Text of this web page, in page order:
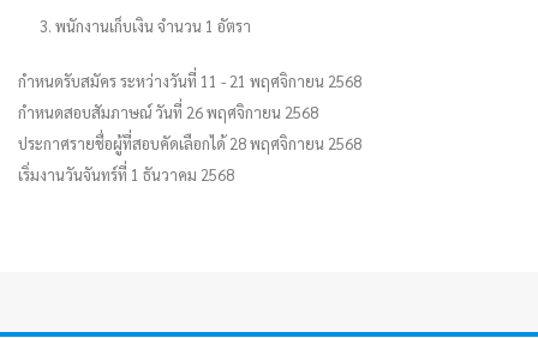
3. พนักงานเก็บเงิน จำนวน 1 อัตรา
กำหนดรับสมัคร ระหว่างวันที่ 11 - 21 พฤศจิกายน 2568
กำหนดสอบสัมภาษณ์ วันที่ 26 พฤศจิกายน 2568
ประกาศรายชื่อผู้ที่สอบคัดเลือกได้ 28 พฤศจิกายน 2568
เริ่มงานวันจันทร์ที่ 1 ธันวาคม 2568